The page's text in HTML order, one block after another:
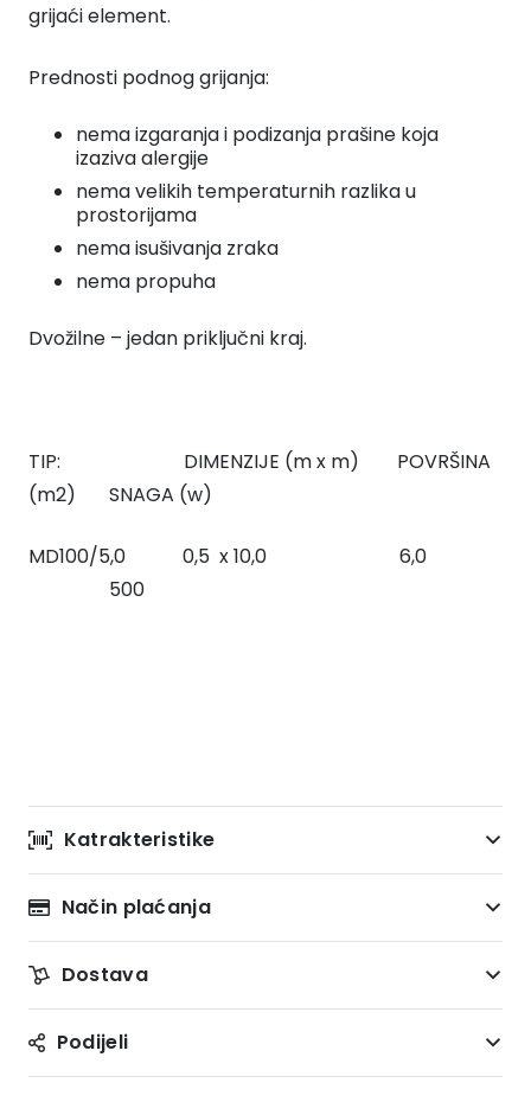
grijaći element.
Prednosti podnog grijanja:
nema izgaranja i podizanja prašine koja
izaziva alergije
nema velikih temperaturnih razlika u
prostorijama
nema isušivanja zraka
nema propuha
Dvožilne – jedan priključni kraj.
TIP: DIMENZIJE (m x m) POVRŠINA
(m2) SNAGA (w)
MD100/5,0 0,5 x 10,0 6,0
500
Katrakteristike
Način plaćanja
Dostava
Podijeli